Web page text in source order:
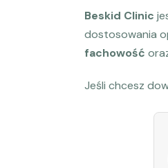
Beskid Clinic
dostosowania
fachowość
Jeśli chcesz